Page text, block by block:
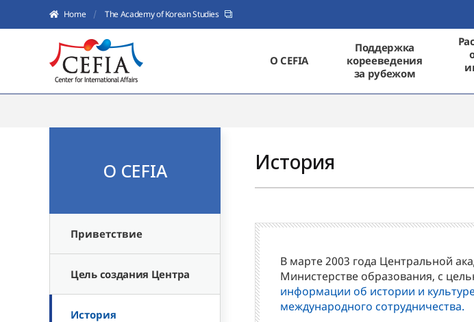
Home The Academy of Korean Studies
О CEFIA
Поддержка
корееведения
за рубежом
О CEFIA
Приветствие
Цель создания Центра
История
История
В марте 2003 года Центральной
Министерстве образования, с
информации об истории и
международного сотрудничества.